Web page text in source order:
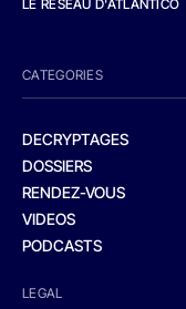
LE RESEAU D'ATLANTICO
CATEGORIES
DECRYPTAGES
DOSSIERS
RENDEZ-VOUS
VIDEOS
PODCASTS
LEGAL